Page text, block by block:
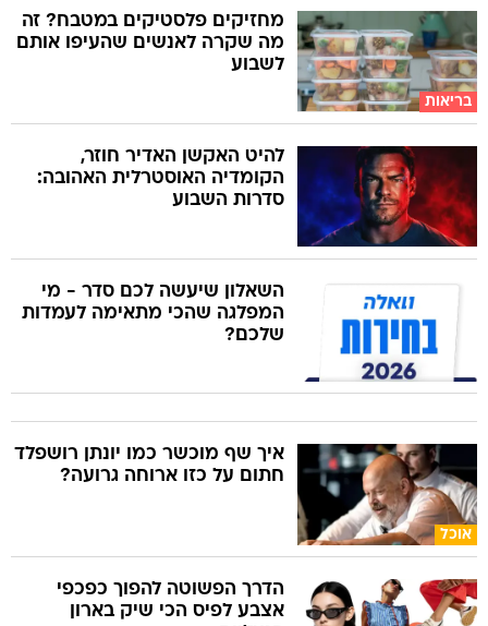
בריאות
מחזיקים פלסטיקים במטבח? זה
מה שקרה לאנשים שהעיפו אותם
לשבוע
להיט האקשן האדיר חוזר,
הקומדיה האוסטרלית האהובה:
סדרות השבוע
השאלון שיעשה לכם סדר - מי
המפלגה שהכי מתאימה לעמדות
שלכם?
אוכל
איך שף מוכשר כמו יונתן רושפלד
חתום על כזו ארוחה גרועה?
הדרך הפשוטה להפוך כפכפי
אצבע לפיס הכי שיק בארון